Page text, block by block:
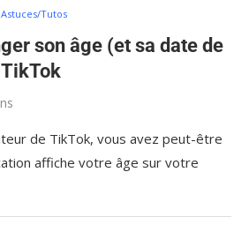
Astuces/Tutos
son âge (et sa date de
de TikTok, vous avez peut-être
affiche votre âge sur votre